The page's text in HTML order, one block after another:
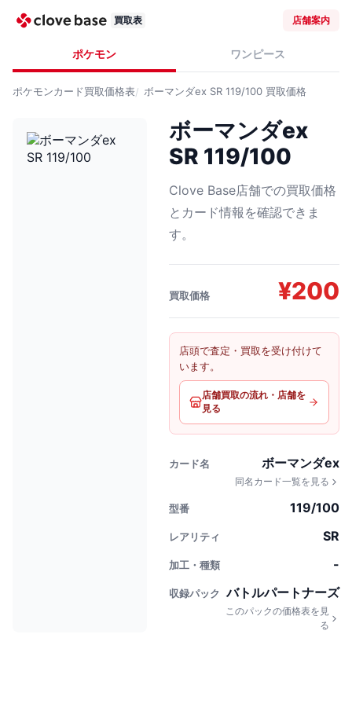
買取表 店舗案内
ポケモン ワンピース
ポケモンカード買取価格表 ボーマンダex SR 119/100 買取価格
ボーマンダex
SR 119/100
Clove Base店舗での買取価格
とカード情報を確認できま
す。
買取価格 ¥200
店頭で査定・買取を受け付けて
います。
店舗買取の流れ・店舗を
見る
カード名 ボーマンダex
同名カード一覧を見る
型番 119/100
レアリティ SR
加工・種類 -
収録パック バトルパートナーズ
このパックの価格表を見
る